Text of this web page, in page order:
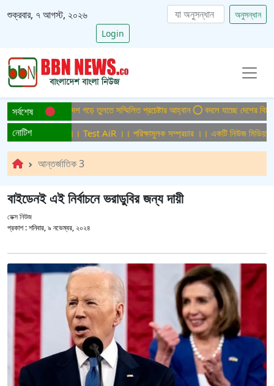
শুক্রবার, ৭ আগস্ট, ২০২৬
অনুসন্ধান
Login
সর্বশেষবাংলাদেশ গড়ে তুলতে সম্মিলিত প্রচেষ্টার আহ্বান বদলে যাচ্ছে দেশের বিমান
নোটিশসম্প্রচার ।। Test AiR ।। পরিক্ষামুলক সম্প্রচার ।। একটি নিউজ মিডিয়া
আন্তর্জাতিক 3
বাইডেনই এই নির্বাচনে ভরাডুবির জন্য দায়ী
ডেক্স নিউজ
প্রকাশ :শনিবার, ৯ নভেম্বর, ২০২৪